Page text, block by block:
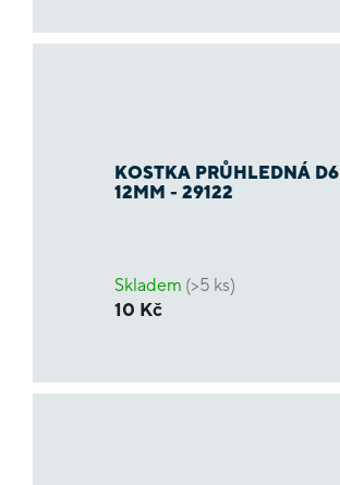
KOSTKA PRŮHLEDNÁ D6
12MM - 29122
Skladem (>5 ks)
10 Kč